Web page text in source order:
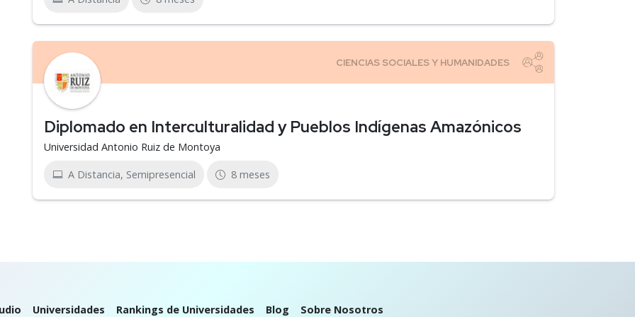
Diplomado en Interculturalidad y Pueblos Indígenas Amazónicos
Universidad Antonio Ruiz de Montoya
A Distancia, Semipresencial 8 meses
Universidades Rankings de Universidades Blog Sobre Nosotros